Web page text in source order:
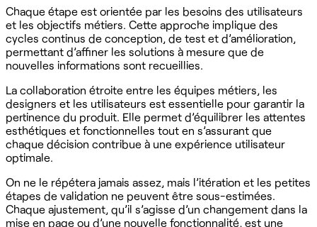
Chaque étape est orientée par les besoins des utilisateurs
et les objectifs métiers. Cette approche implique des
cycles continus de conception, de test et d’amélioration,
permettant d’affiner les solutions à mesure que de
nouvelles informations sont recueillies.
La collaboration étroite entre les équipes métiers, les
designers et les utilisateurs est essentielle pour garantir la
pertinence du produit. Elle permet d’équilibrer les attentes
esthétiques et fonctionnelles tout en s’assurant que
chaque décision contribue à une expérience utilisateur
optimale.
On ne le répétera jamais assez, mais l’itération et les petites
étapes de validation ne peuvent être sous-estimées.
Chaque ajustement, qu’il s’agisse d’un changement dans la
mise en page ou d’une nouvelle fonctionnalité, est une